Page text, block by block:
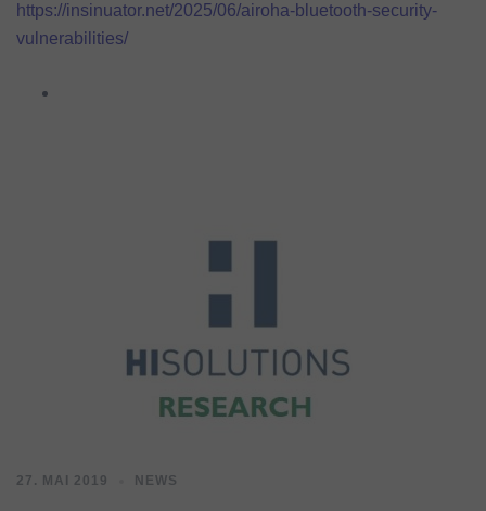
https://insinuator.net/2025/06/airoha-bluetooth-security-
vulnerabilities/
27. MAI 2019 NEWS